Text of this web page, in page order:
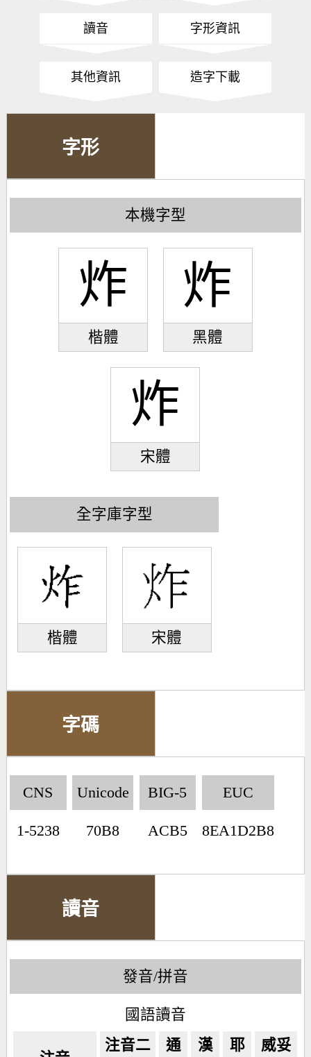
讀音 字形資訊
其他資訊 造字下載
字形
本機字型
炸
楷體
炸
黑體
炸
宋體
全字庫字型
楷體 宋體
字碼
CNS
1-5238
Unicode
70B8
BIG-5
ACB5
EUC
8EA1D2B8
讀音
發音/拼音
國語讀音
注音二 通 漢 耶 威妥